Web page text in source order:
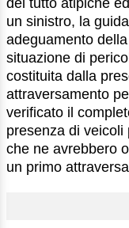
un sinistro, la
adeguamento
situazione di
costituita dalla
attraversamento
verificato il
presenza di
che ne avrebbero
un primo